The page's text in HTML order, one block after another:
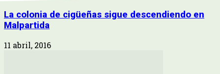
La colonia de cigüeñas sigue descendiendo en
Malpartida
11 abril, 2016